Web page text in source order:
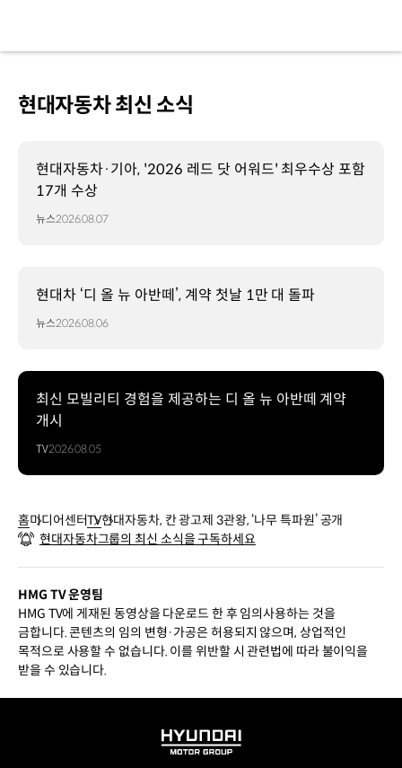
현대자동차 최신 소식
현대자동차·기아, '2026 레드 닷 어워드' 최우수상 포함
17개 수상
뉴스2026.08.07
현대차 ‘디 올 뉴 아반떼’, 계약 첫날 1만 대 돌파
뉴스2026.08.06
최신 모빌리티 경험을 제공하는 디 올 뉴 아반떼 계약
개시
TV2026.08.05
홈미디어센터TV현대자동차, 칸 광고제 3관왕, ‘나무 특파원’ 공개
현대자동차그룹의 최신 소식을 구독하세요
HMG TV 운영팀
HMG TV에 게재된 동영상을 다운로드 한 후 임의사용하는 것을
금합니다. 콘텐츠의 임의 변형·가공은 허용되지 않으며, 상업적인
목적으로 사용할 수 없습니다. 이를 위반할 시 관련법에 따라 불이익을
받을 수 있습니다.
HYUNDAI